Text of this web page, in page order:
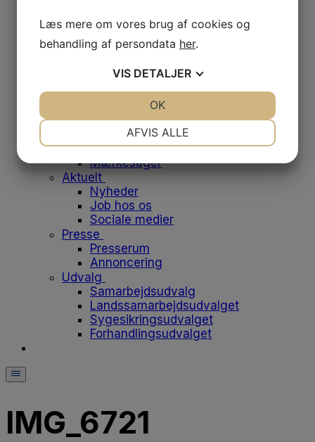
Medlemsfordele for studerende
Historien bag emblemet
Danske Fodterapeuter
Om foreningen
Vores historie
Bestyrelsen
Medarbejdere
Frivilliggrupper
Mærkesager
Aktuelt
Nyheder
Job hos os
Sociale medier
Presse
Presserum
Annoncering
Udvalg
Samarbejdsudvalg
Landssamarbejdsudvalget
Sygesikringsudvalget
Forhandlingsudvalget
IMG_6721
Læs mere om vores brug af cookies og
behandling af persondata her.
VIS DETALJER
MARKETING
AFVIS ALLE
OK